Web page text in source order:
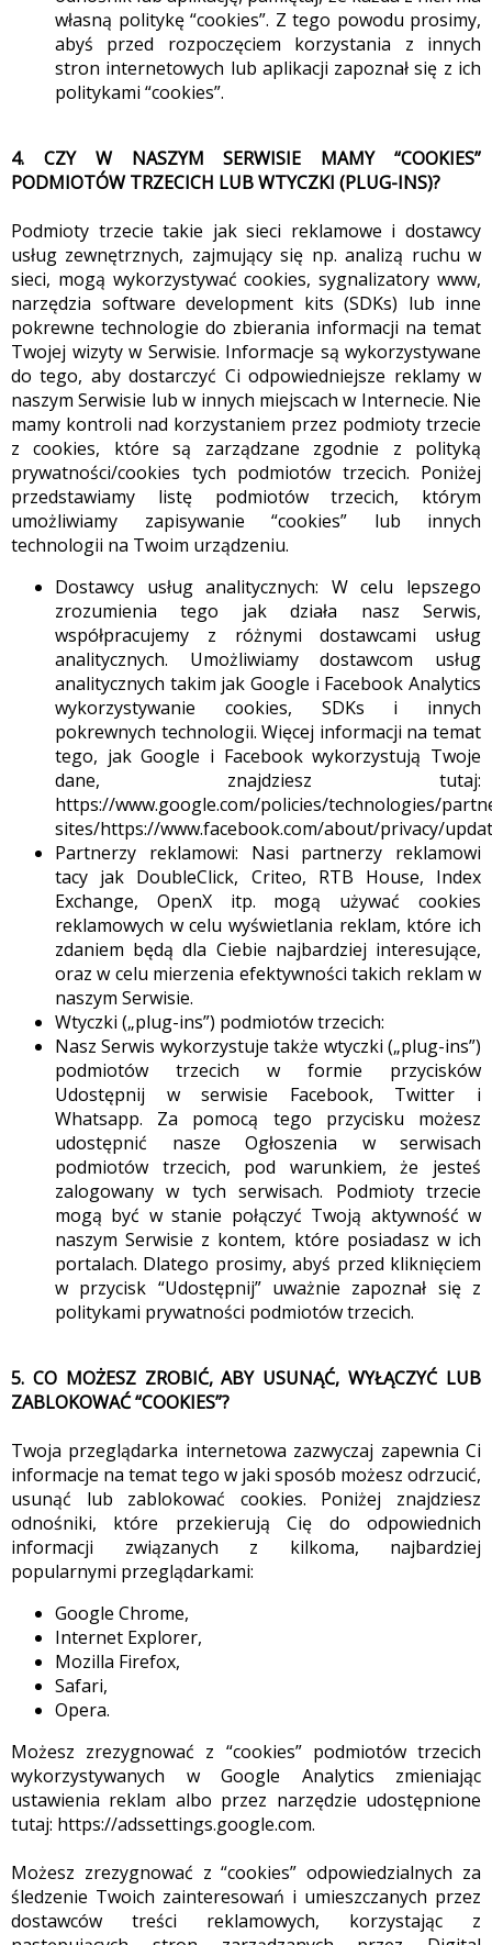
własną politykę “cookies”. Z tego powodu prosimy,
abyś przed rozpoczęciem korzystania z innych
stron internetowych lub aplikacji zapoznał się z ich
politykami “cookies”.
4. CZY W NASZYM SERWISIE MAMY “COOKIES”
PODMIOTÓW TRZECICH LUB WTYCZKI (PLUG-INS)?
Podmioty trzecie takie jak sieci reklamowe i dostawcy
usług zewnętrznych, zajmujący się np. analizą ruchu w
sieci, mogą wykorzystywać cookies, sygnalizatory www,
narzędzia software development kits (SDKs) lub inne
pokrewne technologie do zbierania informacji na temat
Twojej wizyty w Serwisie. Informacje są wykorzystywane
do tego, aby dostarczyć Ci odpowiedniejsze reklamy w
naszym Serwisie lub w innych miejscach w Internecie. Nie
mamy kontroli nad korzystaniem przez podmioty trzecie
z cookies, które są zarządzane zgodnie z polityką
prywatności/cookies tych podmiotów trzecich. Poniżej
przedstawiamy listę podmiotów trzecich, którym
umożliwiamy zapisywanie “cookies” lub innych
technologii na Twoim urządzeniu.
Dostawcy usług analitycznych: W celu lepszego
zrozumienia tego jak działa nasz Serwis,
współpracujemy z różnymi dostawcami usług
analitycznych. Umożliwiamy dostawcom usług
analitycznych takim jak Google i Facebook Analytics
wykorzystywanie cookies, SDKs i innych
pokrewnych technologii. Więcej informacji na temat
tego, jak Google i Facebook wykorzystują Twoje
dane, znajdziesz tutaj:
https://www.google.com/policies/technologies/
sites/https://www.facebook.com/about/privacy/
Partnerzy reklamowi: Nasi partnerzy reklamowi
tacy jak DoubleClick, Criteo, RTB House, Index
Exchange, OpenX itp. mogą używać cookies
reklamowych w celu wyświetlania reklam, które ich
zdaniem będą dla Ciebie najbardziej interesujące,
oraz w celu mierzenia efektywności takich reklam w
naszym Serwisie.
Wtyczki („plug-ins”) podmiotów trzecich:
Nasz Serwis wykorzystuje także wtyczki („plug-ins”)
podmiotów trzecich w formie przycisków
Udostępnij w serwisie Facebook, Twitter i
Whatsapp. Za pomocą tego przycisku możesz
udostępnić nasze Ogłoszenia w serwisach
podmiotów trzecich, pod warunkiem, że jesteś
zalogowany w tych serwisach. Podmioty trzecie
mogą być w stanie połączyć Twoją aktywność w
naszym Serwisie z kontem, które posiadasz w ich
portalach. Dlatego prosimy, abyś przed kliknięciem
w przycisk “Udostępnij” uważnie zapoznał się z
politykami prywatności podmiotów trzecich.
5. CO MOŻESZ ZROBIĆ, ABY USUNĄĆ, WYŁĄCZYĆ LUB
ZABLOKOWAĆ “COOKIES”?
Twoja przeglądarka internetowa zazwyczaj zapewnia Ci
informacje na temat tego w jaki sposób możesz odrzucić,
usunąć lub zablokować cookies. Poniżej znajdziesz
odnośniki, które przekierują Cię do odpowiednich
informacji związanych z kilkoma, najbardziej
popularnymi przeglądarkami:
Google Chrome,
Internet Explorer,
Mozilla Firefox,
Safari,
Opera.
Możesz zrezygnować z “cookies” podmiotów trzecich
wykorzystywanych w Google Analytics zmieniając
ustawienia reklam albo przez narzędzie udostępnione
tutaj: https://adssettings.google.com.
Możesz zrezygnować z “cookies” odpowiedzialnych za
śledzenie Twoich zainteresowań i umieszczanych przez
dostawców treści reklamowych, korzystając z